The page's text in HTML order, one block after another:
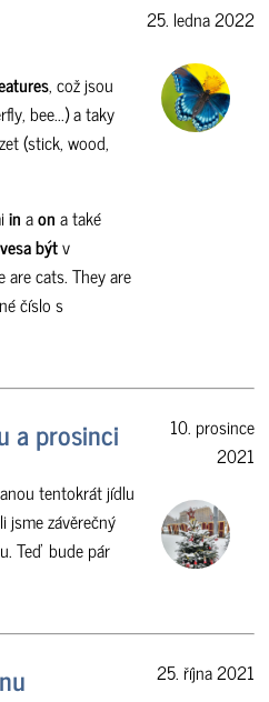
, což jsou
bee...) a taky
(stick, wood,
inaona také
býtv
are cats. They are
číslo s
25. ledna 2022
a prosinci
tentokrát jídlu
jsme závěrečný
Teď bude pár
10. prosince
2021
25. října 2021